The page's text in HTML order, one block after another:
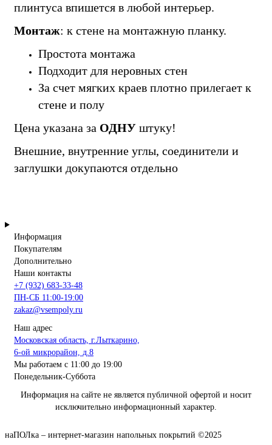
плинтуса впишется в любой интерьер.
Монтаж: к стене на монтажную планку.
Простота монтажа
Подходит для неровных стен
За счет мягких краев плотно прилегает к
стене и полу
Цена указана за ОДНУ штуку!
Внешние, внутренние углы, соединители и
заглушки докупаются отдельно
Информация
Покупателям
Дополнительно
Наши контакты
+7 (932) 683-33-48
ПН-СБ 11:00-19:00
zakaz@vsempoly.ru
Наш адрес
Московская область, г.Лыткарино,
6-ой микрорайон, д.8
Мы работаем с 11:00 до 19:00
Понедельник-Суббота
Информация на сайте не является публичной офертой и носит
исключительно информационный характер.
наПОЛка – интернет-магазин напольных покрытий ©2025